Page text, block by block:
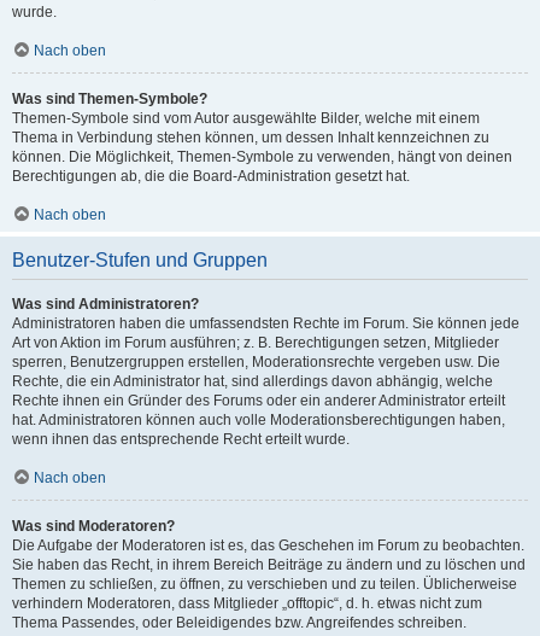
wurde.
Nach oben
Was sind Themen-Symbole?
Themen-Symbole sind vom Autor ausgewählte Bilder, welche mit einem
Thema in Verbindung stehen können, um dessen Inhalt kennzeichnen zu
können. Die Möglichkeit, Themen-Symbole zu verwenden, hängt von deinen
Berechtigungen ab, die die Board-Administration gesetzt hat.
Nach oben
Benutzer-Stufen und Gruppen
Was sind Administratoren?
Administratoren haben die umfassendsten Rechte im Forum. Sie können jede
Art von Aktion im Forum ausführen; z. B. Berechtigungen setzen, Mitglieder
sperren, Benutzergruppen erstellen, Moderationsrechte vergeben usw. Die
Rechte, die ein Administrator hat, sind allerdings davon abhängig, welche
Rechte ihnen ein Gründer des Forums oder ein anderer Administrator erteilt
hat. Administratoren können auch volle Moderationsberechtigungen haben,
wenn ihnen das entsprechende Recht erteilt wurde.
Nach oben
Was sind Moderatoren?
Die Aufgabe der Moderatoren ist es, das Geschehen im Forum zu beobachten.
Sie haben das Recht, in ihrem Bereich Beiträge zu ändern und zu löschen und
Themen zu schließen, zu öffnen, zu verschieben und zu teilen. Üblicherweise
verhindern Moderatoren, dass Mitglieder „offtopic“, d. h. etwas nicht zum
Thema Passendes, oder Beleidigendes bzw. Angreifendes schreiben.